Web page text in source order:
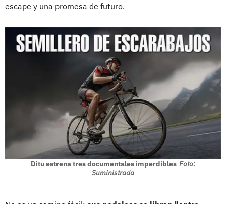
escape y una promesa de futuro.
Ditu estrena tres documentales imperdibles Foto:
Suministrada